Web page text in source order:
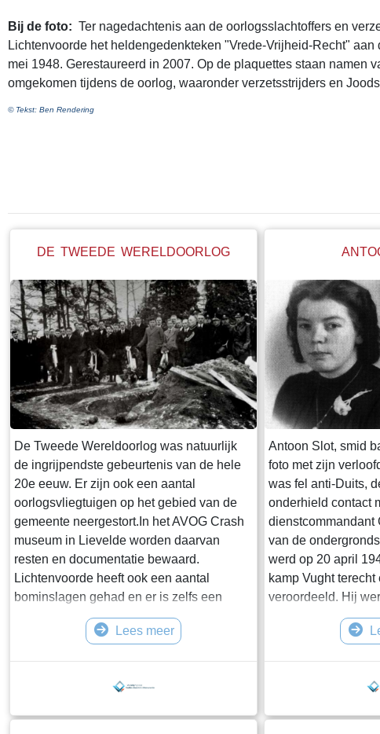
Bij de foto: Ter nagedachtenis aan de oorlogsslachtoffers en
Lichtenvoorde het heldengedenkteken "Vrede-Vrijheid-Recht" aan
mei 1948. Gerestaureerd in 2007. Op de plaquettes staan namen
omgekomen tijdens de oorlog, waaronder verzetsstrijders en
© Tekst: Ben Rendering
DE TWEEDE WERELDOORLOG
De Tweede Wereldoorlog was natuurlijk
de ingrijpendste gebeurtenis van de hele
20e eeuw. Er zijn ook een aantal
oorlogsvliegtuigen op het gebied van de
gemeente neergestort.In het AVOG Crash
museum in Lievelde worden daarvan
resten en documentatie bewaard.
Lichtenvoorde heeft ook een aantal
bominslagen gehad en er is zelfs een
verdwaalde vliegende bom, een
zogenaamde V 1 op de Stegge in Lievelde
naar veiliger oorden en onderduikers aan
Lees meer
Antoon Slot, smid
foto met zijn
was fel anti-Duits,
onderhield contact
dienstcommandant
van de
werd op 20 april
kamp Vught terecht
veroordeeld. Hij
samen met Martin
Fort Rijnauwen. Hij
afscheidsbrief en